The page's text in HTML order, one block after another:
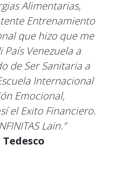
Alimentarias,
Entrenamiento
que hizo que me
Venezuela a
de Ser Sanitaria a
Internacional
Emocional,
el Exito Financiero.
Lain.”
Tedesco